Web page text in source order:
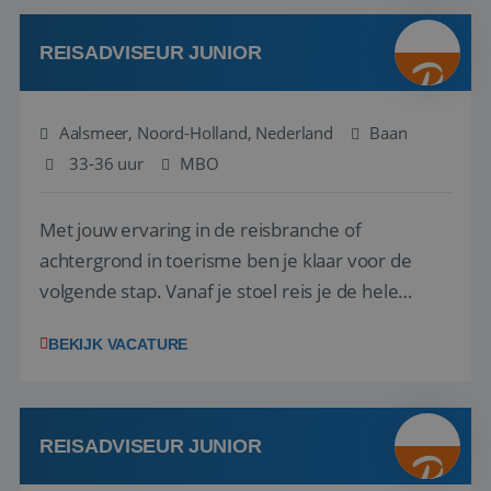
werken: of het nu gaat om vragen ...
REISADVISEUR JUNIOR
Aalsmeer, Noord-Holland, Nederland
Baan
33-36 uur
MBO
Met jouw ervaring in de reisbranche of
achtergrond in toerisme ben je klaar voor de
volgende stap. Vanaf je stoel reis je de hele
wensen van je team, je klant en wat er in de
klanten te overtuigen om die droomreis te
boeken! ...
BEKIJK VACATURE
REISADVISEUR JUNIOR